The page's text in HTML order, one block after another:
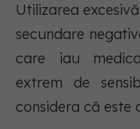
Utilizarea
secundare
care iau
extrem de
considera că este